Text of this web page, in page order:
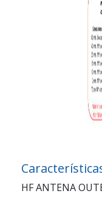
HF ANTENA